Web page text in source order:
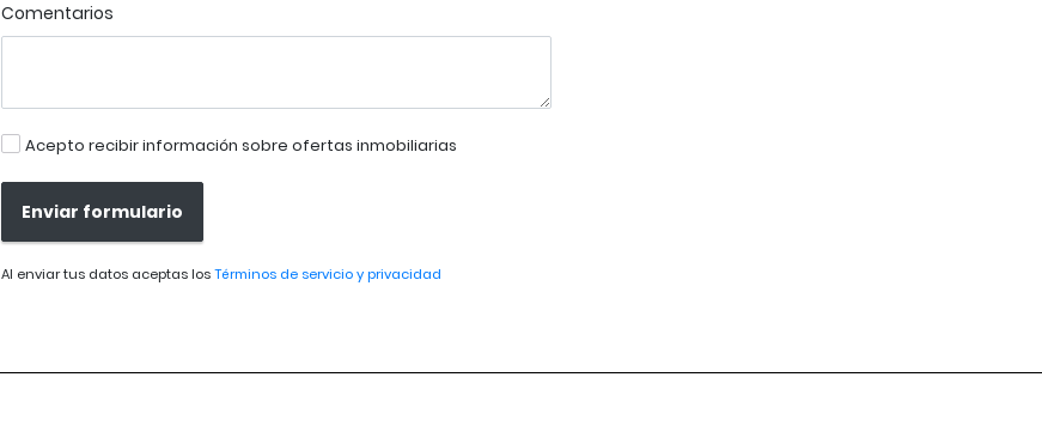
Comentarios
Acepto recibir información sobre ofertas inmobiliarias
Enviar formulario
Al enviar tus datos aceptas losTérminos de servicio y privacidad